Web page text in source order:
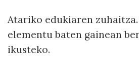
Atariko edukiaren
elementu baten gainean
ikusteko.